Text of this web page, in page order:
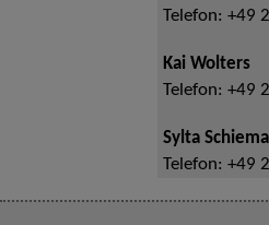
Telefon: +49
Kai Wolters
Telefon: +49
Sylta
Telefon: +49